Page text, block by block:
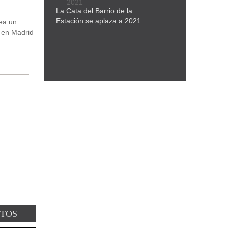
un
Madrid
La Cata del Barrio de la
Estación se aplaza a 2021